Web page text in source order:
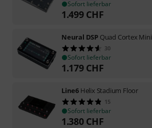
Sofort lieferbar
1.499 CHF
Neural DSP Quad Cortex Mini
30
Sofort lieferbar
1.179 CHF
Line6 Helix Stadium Floor
15
Sofort lieferbar
1.380 CHF